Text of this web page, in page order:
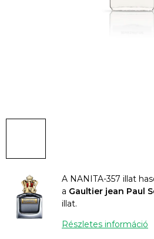
A NANITA-357 illat
a Gaultier jean Paul
illat.
Részletes információ